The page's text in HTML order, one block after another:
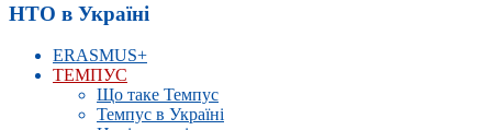
НТО в Україні
ERASMUS+
ТЕМПУС
Що таке Темпус
Темпус в Україні